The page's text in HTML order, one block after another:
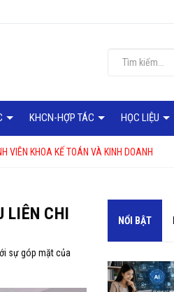
KHCN-HỢP TÁC HỌC LIỆU
VIÊN KHOA KẾ TOÁN VÀ KINH DOANH
LIÊN CHI
sự góp mặt của
NỔI BẬT